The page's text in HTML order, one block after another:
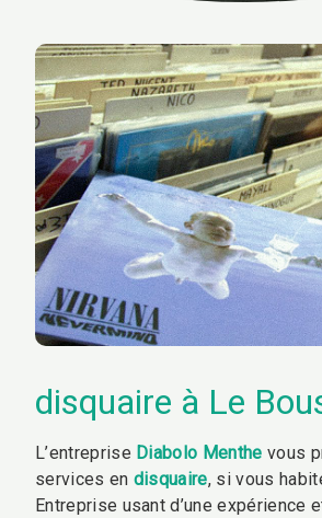
disquaire à Le
L’entreprise Diabolo Menthe vous
services en disquaire, si vous
Entreprise usant d’une expérience